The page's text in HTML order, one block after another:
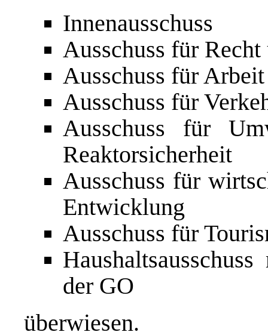
Innenausschuss
Ausschuss für
Ausschuss für
Ausschuss für
Ausschuss für
Reaktorsicherheit
Ausschuss für
Entwicklung
Ausschuss für
der GO
überwiesen.